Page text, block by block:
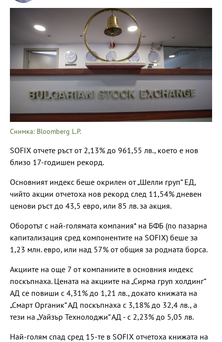
Снимка: Bloomberg L.P.
SOFIX отчете ръст от 2,13% до 961,55 лв., което е нов
близо 17-годишен рекорд.
Основният индекс беше окрилен от „Шелли груп“ ЕД,
чийто акции отчетоха нов рекорд след 11,54% дневен
ценови ръст до 43,5 евро, или 85 лв. за акция.
Оборотът с най-голямата компания* на БФБ (по пазарна
капитализация сред компонентите на SOFIX) беше за
1,23 млн. евро, или над 57% от общия за родната борса.
Акциите на още 7 от компаниите в основния индекс
поскъпнаха. Цената на акциите на „Сирма груп холдинг“
АД се повиши с 4,31% до 1,21 лв., докато книжата на
„Смарт Органик“ АД поскъпнаха с 3,18% до 32,4 лв., а
тези на „Уайзър Технолоджи“ АД - с 2,23% до 5,05 лв.
Най-голям спад сред 15-те в SOFIX отчетоха книжата на